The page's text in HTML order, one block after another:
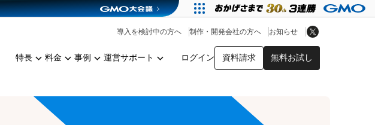
特長 料金 事例 運営サポート ログイン 資料請求 無料お試し
導入を検討中の方へ 制作・開発会社の方へ お知らせ
販売 アプリストア
金シミュレーション
ミュニティイベントCarty
チャンネル